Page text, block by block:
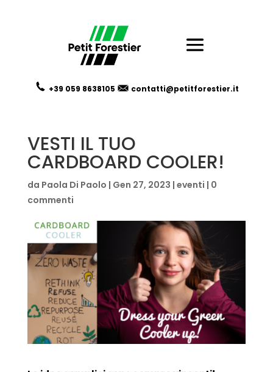
+39 059 8638105 contatti@petitforestier.it
VESTI IL TUO
CARDBOARD COOLER!
da Paola Di Paolo | Gen 27, 2023 | eventi | 0
commenti